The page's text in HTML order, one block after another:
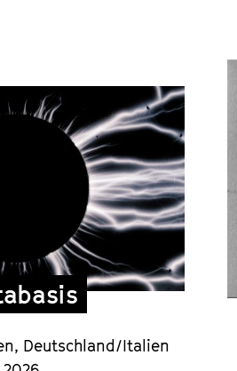
Deutschland/Italien